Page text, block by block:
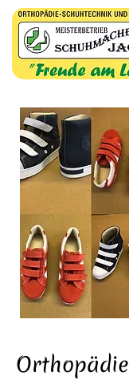
Orthopädie